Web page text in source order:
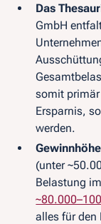
Das
GmbH
somit primär
Ersparnis,
werden.
(unter
Belastung
alles für den